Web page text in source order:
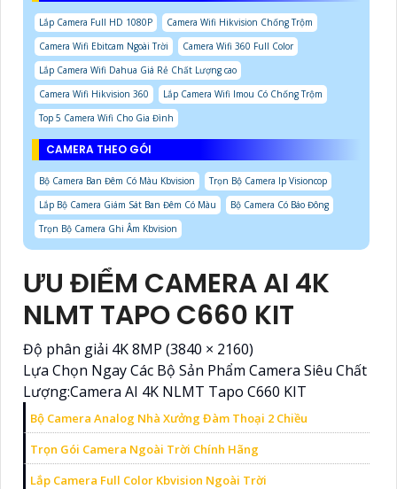
Lắp Camera Full HD 1080P
Camera Wifi Hikvision Chống Trộm
Camera Wifi Ebitcam Ngoài Trời
Camera Wifi 360 Full Color
Lắp Camera Wifi Dahua Giá Rẻ Chất Lượng cao
Camera Wifi Hikvision 360
Lắp Camera Wifi Imou Có Chống Trộm
Top 5 Camera Wifi Cho Gia Đình
CAMERA THEO GÓI
Bộ Camera Ban Đêm Có Màu Kbvision
Trọn Bộ Camera Ip Visioncop
Lắp Bộ Camera Giám Sát Ban Đêm Có Màu
Bộ Camera Có Báo Đông
Trọn Bộ Camera Ghi Âm Kbvision
ƯU ĐIỂM CAMERA AI 4K
NLMT TAPO C660 KIT
Độ phân giải 4K 8MP (3840 × 2160)
Lựa Chọn Ngay Các Bộ Sản Phẩm Camera Siêu Chất
Lượng:Camera AI 4K NLMT Tapo C660 KIT
Bộ Camera Analog Nhà Xưởng Đàm Thoại 2 Chiều
Trọn Gói Camera Ngoài Trời Chính Hãng
Lắp Camera Full Color Kbvision Ngoài Trời